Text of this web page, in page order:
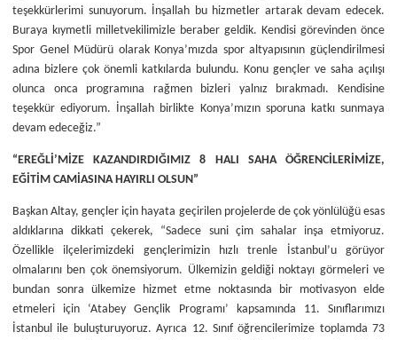
teşekkürlerimi sunuyorum. İnşallah bu hizmetler artarak devam edecek.
Buraya kıymetli milletvekilimizle beraber geldik. Kendisi görevinden önce
Spor Genel Müdürü olarak Konya’mızda spor altyapısının güçlendirilmesi
adına bizlere çok önemli katkılarda bulundu. Konu gençler ve saha açılışı
olunca onca programına rağmen bizleri yalnız bırakmadı. Kendisine
teşekkür ediyorum. İnşallah birlikte Konya’mızın sporuna katkı sunmaya
devam edeceğiz.”
“EREĞLİ’MİZE KAZANDIRDIĞIMIZ 8 HALI SAHA ÖĞRENCİLERİMİZE,
EĞİTİM CAMİASINA HAYIRLI OLSUN”
Başkan Altay, gençler için hayata geçirilen projelerde de çok yönlülüğü esas
aldıklarına dikkati çekerek, “Sadece suni çim sahalar inşa etmiyoruz.
Özellikle ilçelerimizdeki gençlerimizin hızlı trenle İstanbul’u görüyor
olmalarını ben çok önemsiyorum. Ülkemizin geldiği noktayı görmeleri ve
bundan sonra ülkemize hizmet etme noktasında bir motivasyon elde
etmeleri için ‘Atabey Gençlik Programı’ kapsamında 11. Sınıflarımızı
İstanbul ile buluşturuyoruz. Ayrıca 12. Sınıf öğrencilerimize toplamda 73